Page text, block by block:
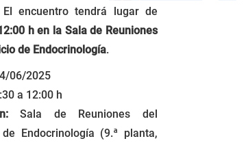
El encuentro tendrá lugar de
h en la Sala de Reuniones
de Endocrinología.
06/2025
a 12:00 h
Sala de Reuniones del
Endocrinología (9.ª planta,